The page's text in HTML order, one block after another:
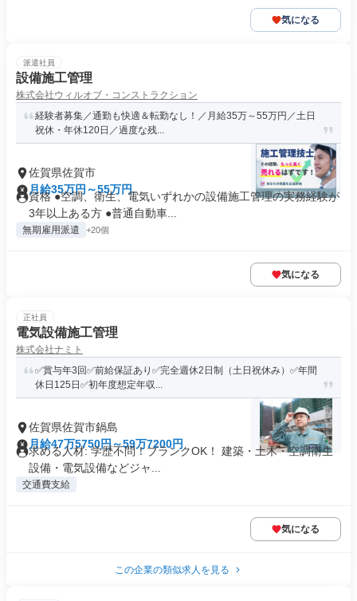
気になる
派遣社員
設備施工管理
株式会社ウィルオブ・コンストラクション
経験者募集／通勤も快適＆転勤なし！／月給35万～55万円／土日
祝休・年休120日／過度な残...
佐賀県佐賀市
月給35万円～55万円
資格 ●空調、衛生、電気いずれかの設備施工管理の実務経験が
3年以上ある方 ●普通自動車...
無期雇用派遣 +20個
気になる
正社員
電気設備施工管理
株式会社ナミト
✅賞与年3回✅前給保証あり✅完全週休2日制（土日祝休み）✅年間
休日125日✅初年度想定年収...
佐賀県佐賀市鍋島
月給47万5750円～59万7200円
求める人材: 学歴不問！ブランクOK！ 建築・土木・空調衛生
設備・電気設備などジャ...
交通費支給
気になる
この企業の類似求人を見る